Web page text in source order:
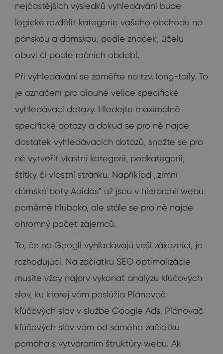
nejčastějších výsledků vyhledávání bude
logické rozdělit kategorie vašeho obchodu na
pánskou a dámskou, podle značek, účelu
obuvi či podle ročních období.
Při vyhledávání se zaměřte na tzv. long-taily. To
je označení pro dlouhé velice specifické
vyhledávací dotazy. Hledejte maximálně
specifické dotazy a dokud se pro ně najde
dostatek vyhledávacích dotazů, snažte se pro
ně vytvořit vlastní kategorii, podkategorii,
štítky či vlastní stránku. Například „zimní
dámské boty Adidas“ už jsou v hierarchii webu
poměrně hluboko, ale stále se pro ně najde
ohromný počet zájemců.
To, čo na Googli vyhľadávajú vaši zákazníci, je
rozhodujúci. Na začiatku SEO optimalizácie
musíte vždy najprv vykonať analýzu kľúčových
slov, ku ktorej vám poslúžia Plánovač
kľúčových slov v službe Google Ads. Plánovač
kľúčových slov vám od samého začiatku
pomáha s vytváraním štruktúry webu. Ak